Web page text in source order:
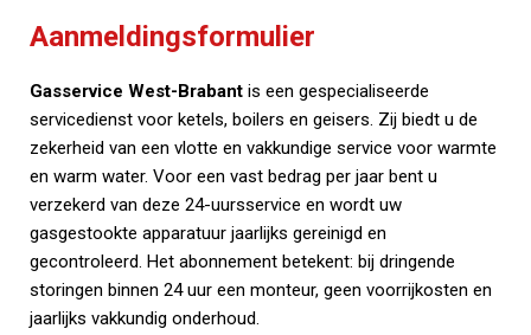
Aanmeldingsformulier
Gasservice West-Brabant is een gespecialiseerde
servicedienst voor ketels, boilers en geisers. Zij biedt u de
zekerheid van een vlotte en vakkundige service voor warmte
en warm water. Voor een vast bedrag per jaar bent u
verzekerd van deze 24-uursservice en wordt uw
gasgestookte apparatuur jaarlijks gereinigd en
gecontroleerd. Het abonnement betekent: bij dringende
storingen binnen 24 uur een monteur, geen voorrijkosten en
jaarlijks vakkundig onderhoud.